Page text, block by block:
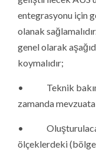
entegrasyonu için
olanak
genel olarak
koymalıdır;
• Teknik
zamanda mevzuata
• Oluşturulacak
ölçeklerdeki